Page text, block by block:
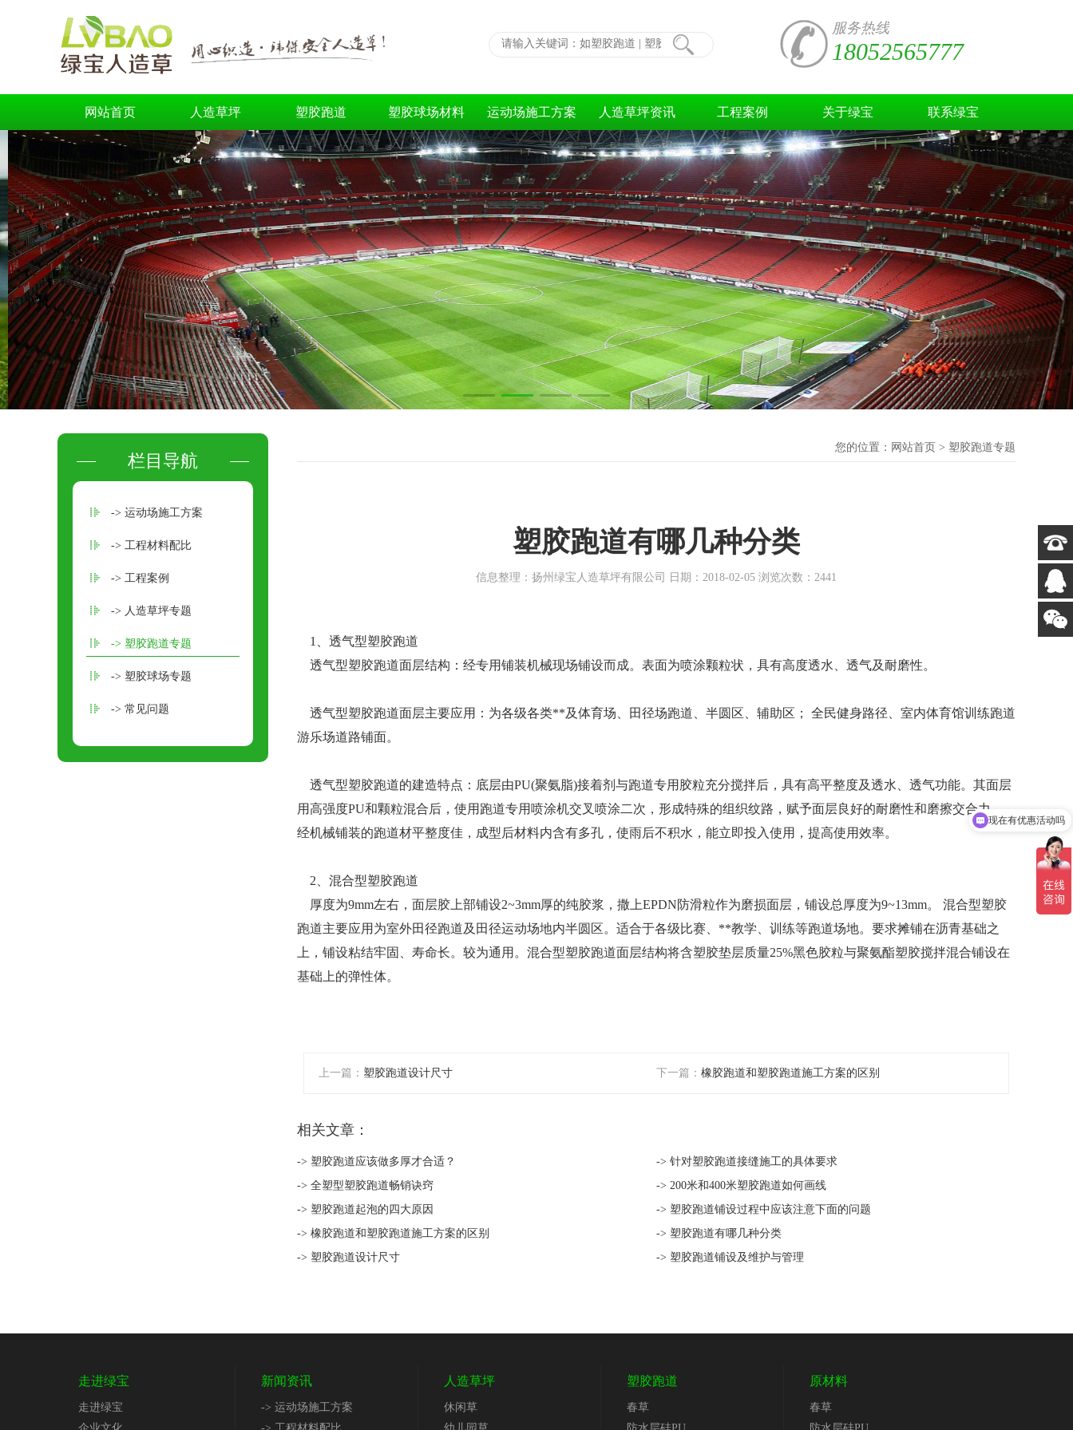
服务热线
18052565777
网站首页 人造草坪 塑胶跑道 塑胶球场材料 运动场施工方案 人造草坪资讯 工程案例 关于绿宝 联系绿宝
栏目导航
-> 运动场施工方案
-> 工程材料配比
-> 工程案例
-> 人造草坪专题
-> 塑胶跑道专题
-> 塑胶球场专题
-> 常见问题
您的位置： 网站首页 > 塑胶跑道专题
塑胶跑道有哪几种分类
信息整理：扬州绿宝人造草坪有限公司 日期：2018-02-05 浏览次数：2441
1、透气型塑胶跑道
透气型塑胶跑道面层结构：经专用铺装机械现场铺设而成。表面为喷涂颗粒状，具有高度透水、透气及耐磨性。
透气型塑胶跑道面层主要应用：为各级各类**及体育场、田径场跑道、半圆区、辅助区； 全民健身路径、室内体育馆训练跑道
游乐场道路铺面。
透气型塑胶跑道的建造特点：底层由PU(聚氨脂)接着剂与跑道专用胶粒充分搅拌后，具有高平整度及透水、透气功能。其面层
用高强度PU和颗粒混合后，使用跑道专用喷涂机交叉喷涂二次，形成特殊的组织纹路，赋予面层良好的耐磨性和磨擦交合力。
经机械铺装的跑道材平整度佳，成型后材料内含有多孔，使雨后不积水，能立即投入使用，提高使用效率。
2、混合型塑胶跑道
厚度为9mm左右，面层胶上部铺设2~3mm厚的纯胶浆，撒上EPDN防滑粒作为磨损面层，铺设总厚度为9~13mm。 混合型塑胶
跑道主要应用为室外田径跑道及田径运动场地内半圆区。适合于各级比赛、 **教学、训练等跑道场地。要求摊铺在沥青基础之
上，铺设粘结牢固、寿命长。较为通用。混合型塑胶跑道面层结构将含塑胶垫层质量25%黑色胶粒与聚氨酯塑胶搅拌混合铺设在
基础上的弹性体。
上一篇： 塑胶跑道设计尺寸 下一篇： 橡胶跑道和塑胶跑道施工方案的区别
相关文章：
-> 塑胶跑道应该做多厚才合适？
-> 针对塑胶跑道接缝施工的具体要求
-> 全塑型塑胶跑道畅销诀窍
-> 200米和400米塑胶跑道如何画线
-> 塑胶跑道起泡的四大原因
-> 塑胶跑道铺设过程中应该注意下面的问题
-> 橡胶跑道和塑胶跑道施工方案的区别
-> 塑胶跑道有哪几种分类
-> 塑胶跑道设计尺寸
-> 塑胶跑道铺设及维护与管理
走进绿宝
走进绿宝
新闻资讯
-> 运动场施工方案
人造草坪
休闲草
塑胶跑道
春草
原材料
春草
可以介绍下你们的产品么
现在有优惠活动吗